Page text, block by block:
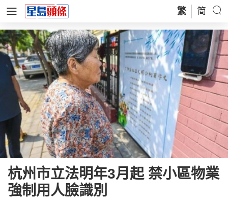
繁 简
杭州市立法明年3月起 禁小區物業
強制用人臉識別